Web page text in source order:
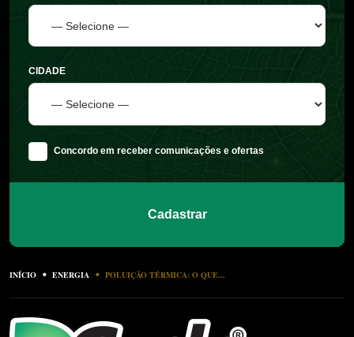
CIDADE
Concordo em receber comunicações e ofertas
Cadastrar
INÍCIO ENERGIA POLUIÇÃO TÉRMICA: O QUE...